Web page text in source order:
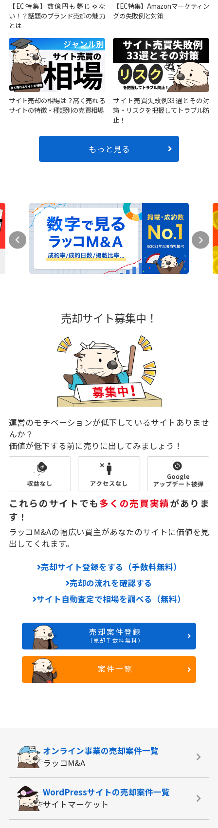
【EC特集】数億円も夢じゃな
い！？話題のブランド売却の魅力
とは
【EC特集】Amazonマーケティン
グの失敗例と対策
サイト売却の相場は？高く売れる
サイトの特徴・種類別の売買相場
サイト売買失敗例33選とその対
策・リスクを把握してトラブル防
止！
もっと見る
売却サイト募集中！
運営のモチベーションが低下しているサイトありませ
んか？
価値が低下する前に売りに出してみましょう！
これらのサイトでも多くの売買実績がありま
す！
ラッコM&Aの幅広い買主があなたのサイトに価値を見
出してくれます。
売却サイト登録をする（手数料無料）
売却の流れを確認する
サイト自動査定で相場を調べる（無料）
売却案件登録
（売却手数料無料）
案件一覧
オンライン事業の売却案件一覧
ラッコM&A
WordPressサイトの売却案件一覧
サイトマーケット